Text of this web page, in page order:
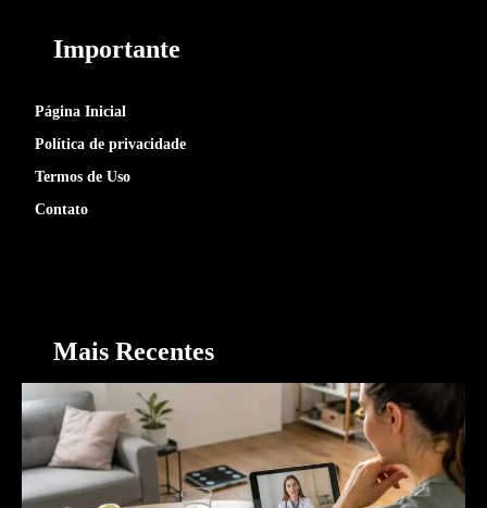
Importante
Página Inicial
Política de privacidade
Termos de Uso
Contato
Mais Recentes